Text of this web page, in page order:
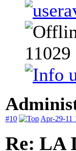
11029
#10 Apr-29-11
Re: LA